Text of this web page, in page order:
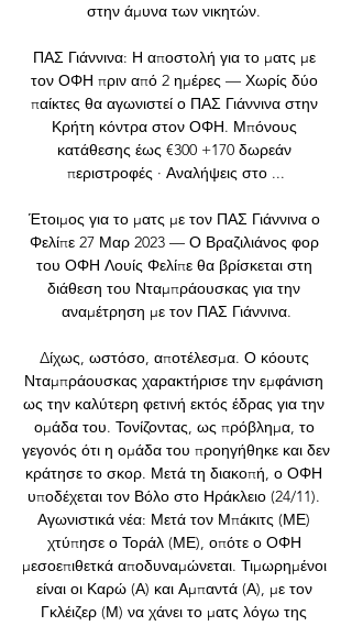
στην άμυνα των νικητών.
ΠΑΣ Γιάννινα: Η αποστολή για το ματς με
τον ΟΦΗ πριν από 2 ημέρες — Χωρίς δύο
παίκτες θα αγωνιστεί ο ΠΑΣ Γιάννινα στην
Κρήτη κόντρα στον ΟΦΗ. Μπόνους
κατάθεσης έως €300 +170 δωρεάν
περιστροφές · Αναλήψεις στο ...
Έτοιμος για το ματς με τον ΠΑΣ Γιάννινα ο
Φελίπε 27 Μαρ 2023 — Ο Βραζιλιάνος φορ
του ΟΦΗ Λουίς Φελίπε θα βρίσκεται στη
διάθεση του Νταμπράουσκας για την
αναμέτρηση με τον ΠΑΣ Γιάννινα.
Δίχως, ωστόσο, αποτέλεσμα. Ο κόουτς
Νταμπράουσκας χαρακτήρισε την εμφάνιση
ως την καλύτερη φετινή εκτός έδρας για την
ομάδα του. Τονίζοντας, ως πρόβλημα, το
γεγονός ότι η ομάδα του προηγήθηκε και δεν
κράτησε το σκορ. Μετά τη διακοπή, ο ΟΦΗ
υποδέχεται τον Βόλο στο Ηράκλειο (24/11).
Αγωνιστικά νέα: Μετά τον Μπάκιτς (ΜΕ)
χτύπησε ο Τοράλ (ΜΕ), οπότε ο ΟΦΗ
μεσοεπιθετκά αποδυναμώνεται. Τιμωρημένοι
είναι οι Καρώ (Α) και Αμπαντά (Α), με τον
Γκλέιζερ (Μ) να χάνει το ματς λόγω της